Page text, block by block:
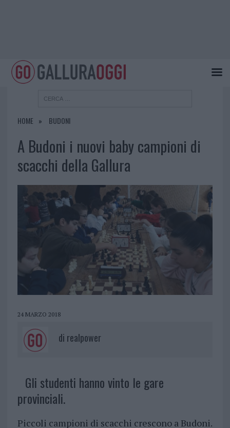
HOME BUDONI
A Budoni i nuovi baby campioni di
scacchi della Gallura
24 MARZO 2018
di realpower
Gli studenti hanno vinto le gare
provinciali.
Piccoli campioni di scacchi crescono a Budoni.